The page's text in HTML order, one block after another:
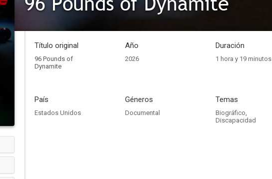
Título original
96 Pounds of
Dynamite
Año
2026
Duración
1 hora y 19 minutos
País
Estados Unidos
Géneros
Documental
Temas
Biográfico,
Discapacidad